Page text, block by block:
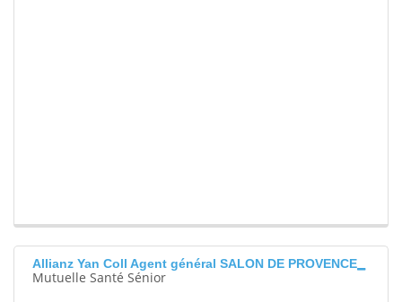
Allianz Yan Coll Agent général SALON DE PROVENCE
Mutuelle Santé Sénior